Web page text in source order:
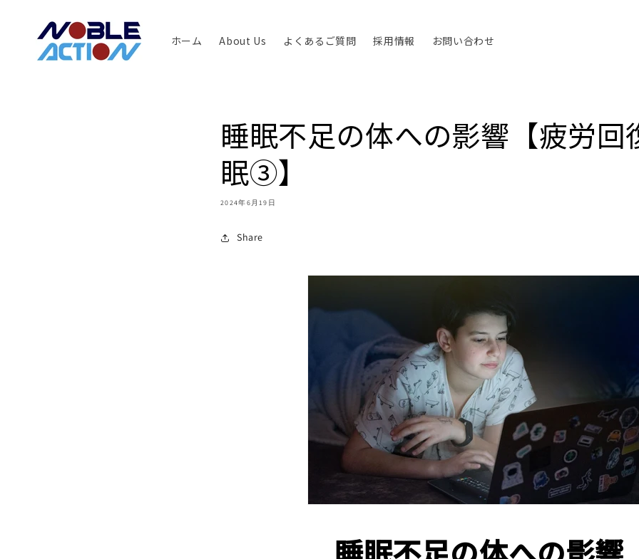
進む
ホーム About Us よくあるご質問 採用情報 お問い合わせ
睡眠不足の体への影響【疲労回
眠③】
2024年6月19日
Share